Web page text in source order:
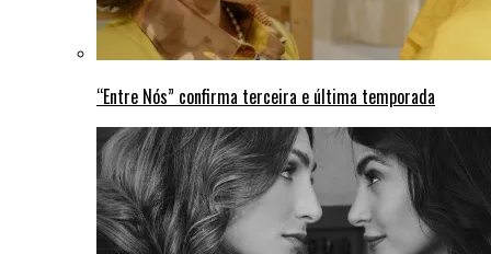
“Entre Nós” confirma terceira e última temporada